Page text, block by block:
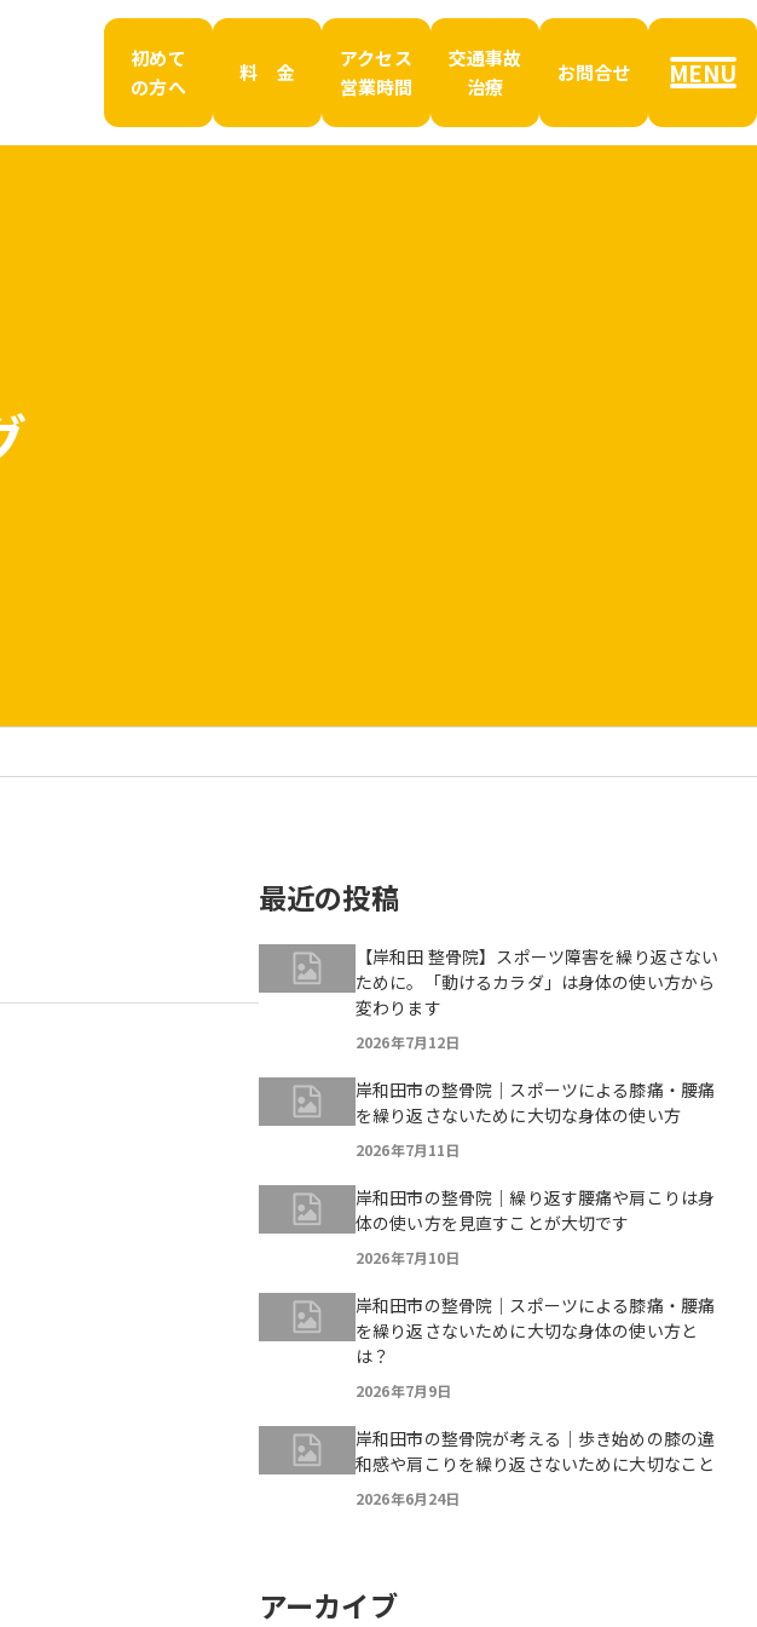
初めて
の方へ
料 金
アクセス
営業時間
交通事故
治療
お問合せ MENU
最近の投稿
【岸和田 整骨院】スポーツ障害を繰り返さない
ために。「動けるカラダ」は身体の使い方から
変わります
2026年7月12日
岸和田市の整骨院｜スポーツによる膝痛・腰痛
を繰り返さないために大切な身体の使い方
2026年7月11日
岸和田市の整骨院｜繰り返す腰痛や肩こりは身
体の使い方を見直すことが大切です
2026年7月10日
岸和田市の整骨院｜スポーツによる膝痛・腰痛
を繰り返さないために大切な身体の使い方と
は？
2026年7月9日
岸和田市の整骨院が考える｜歩き始めの膝の違
和感や肩こりを繰り返さないために大切なこと
2026年6月24日
アーカイブ